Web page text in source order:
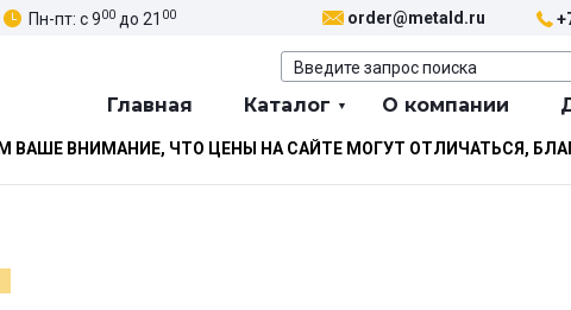
Пн-пт: с 900 до 21 00 order@metald.ru
Главная Каталог О компании
ВНИМАНИЕ, ЧТО ЦЕНЫ НА САЙТЕ МОГУТ ОТЛИЧАТЬСЯ,